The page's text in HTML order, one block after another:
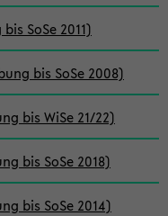
SoSe 2011)
bis SoSe 2008)
bis WiSe 21/22)
bis SoSe 2018)
bis SoSe 2014)